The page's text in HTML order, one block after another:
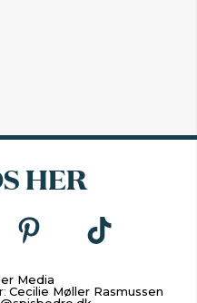
HER
Media
Cecilie Møller Rasmussen